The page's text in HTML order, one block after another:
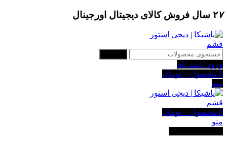
۲۷ سال فروش کالای دیجیتال اورجینال
ورود / ثبت نام
0 محصول ۰ تومان
منو
0 محصول ۰ تومان
منو